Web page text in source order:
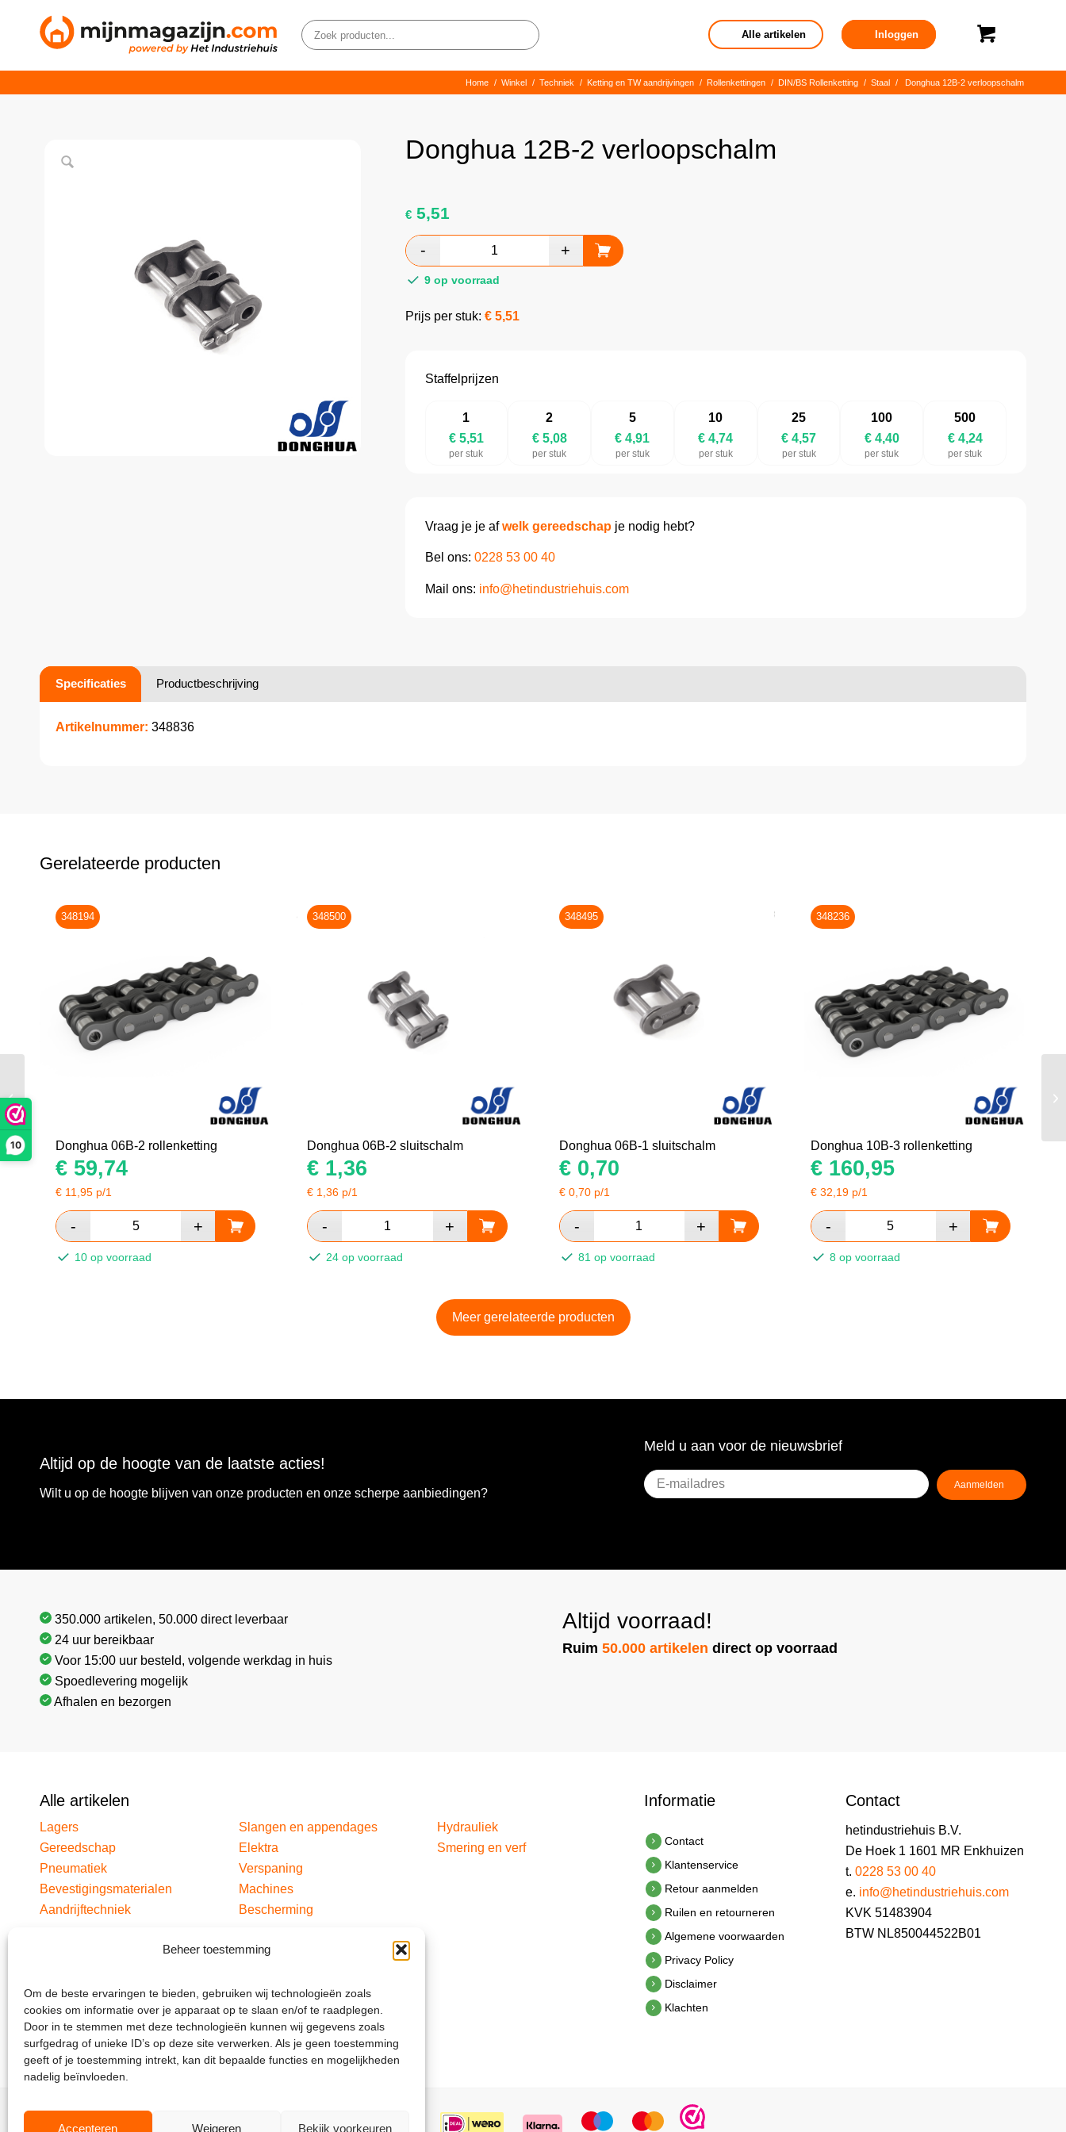
10
Beheer toestemming
Om de beste ervaringen te bieden, gebruiken wij technologieën zoals
cookies om informatie over je apparaat op te slaan en/of te raadplegen.
Door in te stemmen met deze technologieën kunnen wij gegevens zoals
surfgedrag of unieke ID’s op deze site verwerken. Als je geen toestemming
geeft of je toestemming intrekt, kan dit bepaalde functies en mogelijkheden
nadelig beïnvloeden.
Accepteren Weigeren Bekijk voorkeuren
Alle artikelen Inloggen
Home / Winkel / Techniek / Ketting en TW aandrijvingen / Rollenkettingen / DIN/BS Rollenketting / Staal / Donghua 12B-2 verloopschalm
Donghua 12B-2 verloopschalm
€5,51
9 op voorraad
Prijs per stuk: € 5,51
Staffelprijzen
1
€ 5,51
per stuk
2
€ 5,08
per stuk
5
€ 4,91
per stuk
10
€ 4,74
per stuk
25
€ 4,57
per stuk
100
€ 4,40
per stuk
500
€ 4,24
per stuk
Vraag je je afwelk gereedschapje nodig hebt?
Bel ons: 0228 53 00 40
Mail ons: info@hetindustriehuis.com
Specificaties Productbeschrijving
Artikelnummer: 348836
Gerelateerde producten
348194
Donghua 06B-2 rollenketting
€ 59,74
€ 11,95 p/1
10 op voorraad
348500
Donghua 06B-2 sluitschalm
€ 1,36
€ 1,36 p/1
24 op voorraad
348495
Donghua 06B-1 sluitschalm
€0,70
€ 0,70p/1
81 op voorraad
348236
Donghua 10B-3 rollenketting
€160,95
€ 32,19p/1
8 op voorraad
Meer gerelateerde producten
Altijd op de hoogte van de laatste acties!
Wilt u op de hoogte blijven van onze producten en onze scherpe aanbiedingen?
Meld u aan voor de nieuwsbrief
E-
mailadres
350.000 artikelen, 50.000 direct leverbaar
24 uur bereikbaar
Voor 15:00 uur besteld, volgende werkdag in huis
Spoedlevering mogelijk
Afhalen en bezorgen
Altijd voorraad!
Ruim50.000 artikelen direct op voorraad
Alle artikelen
Lagers
Gereedschap
Pneumatiek
Bevestigingsmaterialen
Aandrijftechniek
Slangen en appendages
Elektra
Verspaning
Machines
Bescherming
Hydrauliek
Smering en verf
Informatie
Contact
Klantenservice
Retour aanmelden
Ruilen en retourneren
Algemene voorwaarden
Privacy Policy
Disclaimer
Klachten
Contact
hetindustriehuis B.V.
De Hoek 1 1601 MR Enkhuizen
t. 0228 53 00 40
e. info@hetindustriehuis.com
KVK 51483904
BTW NL850044522B01
verloopschalm zwaar